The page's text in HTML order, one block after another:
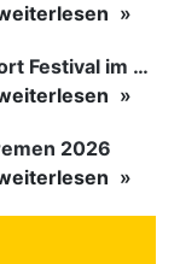
Dance Sport Festival im WM-Fieber
2026